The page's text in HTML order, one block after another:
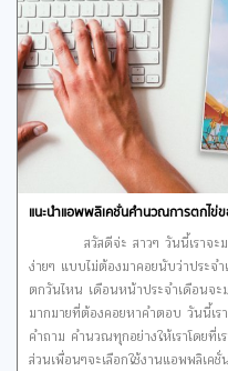
ครรภ์แบบ 3 มิติ และยังมีคำแนะนำร
กว่า 1000 ชื่อให้คุณพ่อ คุณแม่ได้ล
I’m Expecting อีกหนึ่งแอพพลิ
การติดตามชีวิตประจำวันของอากา
Expecting จะส่งเคล็ดลับการดูแลตัว
นทุกๆสัปดาห์ มีการตรวจสอบน้ำหนั
น้อยของคุณเติบโตไปพร้อมกับภาพก
เชี่ยวชาญด้านการแพทย์ ดาว
Pregnancy Sprout
แม่และลูกน้อยที่กำลังพัฒนา ประจำวั
ลูกน้อยในรายละเอียดที่ไม่เคยเห็นม
ของลูกน้อยโดยการเตะเพื่อดูการ
Android
แนะนำแอพพลิเคชั่นคำนวณการตกไ
สวัสดีจ่ะ สาวๆ วันนี้เราจะมาแ
ง่ายๆ แบบไม่ต้องมาคอยนับว่าประจ
ตกวันไหน เดือนหน้าประจำเดือนจะ
มากมายที่ต้องคอยหาคำตอบ วันนี้เร
คำถาม คำนวณทุกอย่างให้เราโดยที่เ
ส่วนเพื่อนๆจะเลือกใช้งานแอพพลิเค